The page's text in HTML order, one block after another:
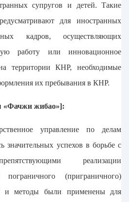
супругов и детей. Такие
для иностранных
кадров, осуществляющих
работу или инновационное
территории КНР, необходимые
их пребывания в КНР.
«Фачжи жибао»]:
управление по делам
успехов в борьбе с
реализации
пограничного (приграничного)
и методы были применены для